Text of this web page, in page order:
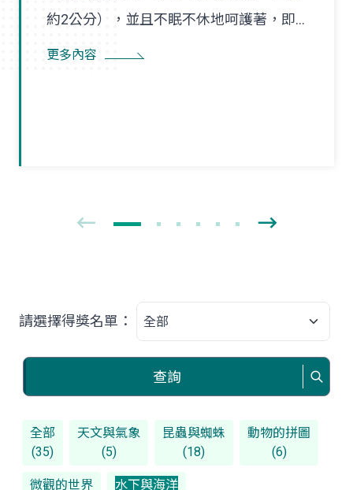
約2公分），並且不眠不休地呵護著，即
使尋找食物也是在一定範圍內，隨時防患
更多內容
請選擇得獎名單：
查詢
全部
(35)
天文與氣象
(5)
昆蟲與蜘蛛
(18)
動物的拼圖
(6)
微觀的世界
水下與海洋